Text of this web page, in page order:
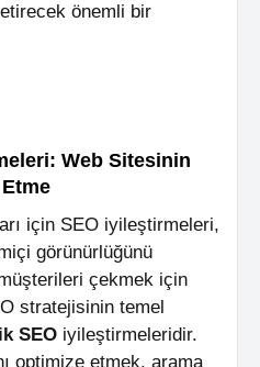
önemli bir
Web Sitesinin
Etme
için SEO iyileştirmeleri,
görünürlüğünü
çekmek için
stratejisinin temel
SEO iyileştirmeleridir.
optimize etmek, arama